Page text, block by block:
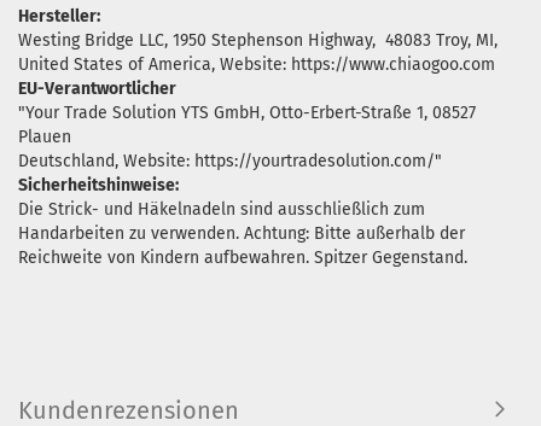
Hersteller:
Westing Bridge LLC, 1950 Stephenson Highway, 48083 Troy, MI,
United States of America, Website: https://www.chiaogoo.com
EU-Verantwortlicher
"Your Trade Solution YTS GmbH, Otto-Erbert-Straße 1, 08527
Plauen
Deutschland, Website: https://yourtradesolution.com/"
Sicherheitshinweise:
Die Strick- und Häkelnadeln sind ausschließlich zum
Handarbeiten zu verwenden. Achtung: Bitte außerhalb der
Reichweite von Kindern aufbewahren. Spitzer Gegenstand.
Kundenrezensionen